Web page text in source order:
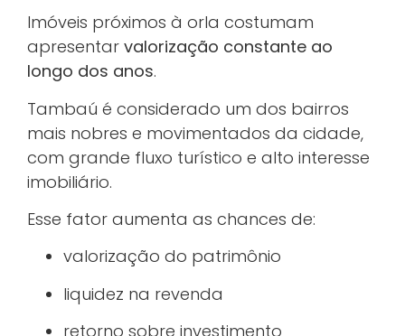
Imóveis próximos à orla costumam
apresentar valorização constante ao
longo dos anos.
Tambaú é considerado um dos bairros
mais nobres e movimentados da cidade,
com grande fluxo turístico e alto interesse
imobiliário.
Esse fator aumenta as chances de:
valorização do patrimônio
liquidez na revenda
retorno sobre investimento